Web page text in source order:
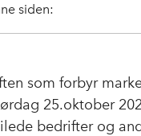
siden:
som forbyr
25.oktober
bedrifter og